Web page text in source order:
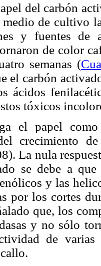
del carbón
de cultivo
y fuentes de
de color
semanas (
el carbón
ácidos
tóxicos
el papel
crecimiento
La nula
se debe a
y las
por los cortes
que, los
y no sólo
de varias